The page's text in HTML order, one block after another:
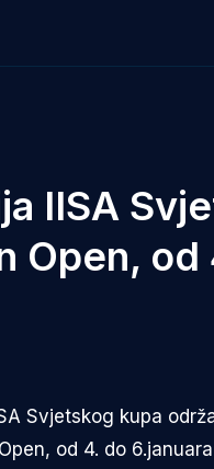
IISA
Open,
Svjetskog kupa
od 4. do